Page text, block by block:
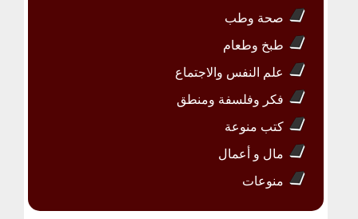
صحة وطب
طبخ وطعام
علم النفس والاجتماع
فكر وفلسفة ومنطق
كتب منوعة
مال و أعمال
منوعات